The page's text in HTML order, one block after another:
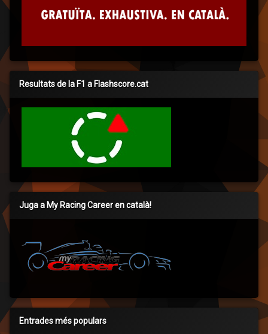
Resultats de la F1 a Flashscore.cat
Juga a My Racing Career en català!
Entrades més populars